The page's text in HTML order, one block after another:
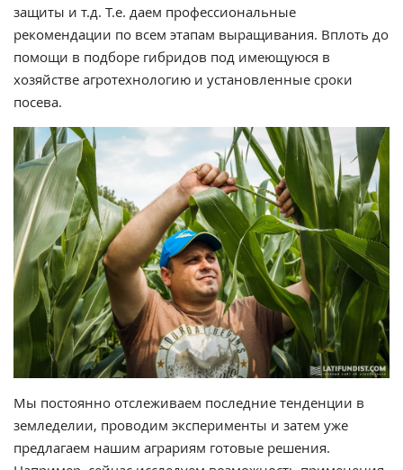
защиты и т.д. Т.е. даем профессиональные
рекомендации по всем этапам выращивания. Вплоть до
помощи в подборе гибридов под имеющуюся в
хозяйстве агротехнологию и установленные сроки
посева.
Мы постоянно отслеживаем последние тенденции в
земледелии, проводим эксперименты и затем уже
предлагаем нашим аграриям готовые решения.